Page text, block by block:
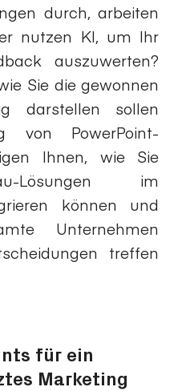
durch, arbeiten
nutzen KI, um Ihr
auszuwerten?
Sie die gewonnen
darstellen sollen
von PowerPoint-
Ihnen, wie Sie
Lösungen im
können und
Unternehmen
treffen
für ein
Marketing